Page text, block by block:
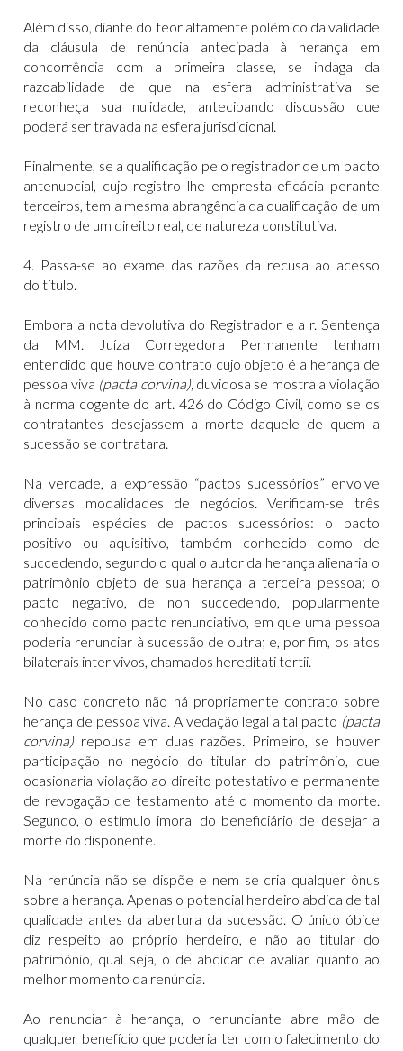
Além disso, diante do teor altamente polêmico da validade
da cláusula de renúncia antecipada à herança em
concorrência com a primeira classe, se indaga da
razoabilidade de que na esfera administrativa se
reconheça sua nulidade, antecipando discussão que
poderá ser travada na esfera jurisdicional.
Finalmente, se a qualificação pelo registrador de um pacto
antenupcial, cujo registro lhe empresta eficácia perante
terceiros, tem a mesma abrangência da qualificação de um
registro de um direito real, de natureza constitutiva.
4. Passa-se ao exame das razões da recusa ao acesso
do título.
Embora a nota devolutiva do Registrador e a r. Sentença
da MM. Juíza Corregedora Permanente tenham
entendido que houve contrato cujo objeto é a herança de
pessoa viva (pacta corvina), duvidosa se mostra a violação
à norma cogente do art. 426 do Código Civil, como se os
contratantes desejassem a morte daquele de quem a
sucessão se contratara.
Na verdade, a expressão “pactos sucessórios” envolve
diversas modalidades de negócios. Verificam-se três
principais espécies de pactos sucessórios: o pacto
positivo ou aquisitivo, também conhecido como de
succedendo, segundo o qual o autor da herança alienaria o
patrimônio objeto de sua herança a terceira pessoa; o
pacto negativo, de non succedendo, popularmente
conhecido como pacto renunciativo, em que uma pessoa
poderia renunciar à sucessão de outra; e, por fim, os atos
bilaterais inter vivos, chamados hereditati tertii.
No caso concreto não há propriamente contrato sobre
herança de pessoa viva. A vedação legal a tal pacto (pacta
corvina) repousa em duas razões. Primeiro, se houver
participação no negócio do titular do patrimônio, que
ocasionaria violação ao direito potestativo e permanente
de revogação de testamento até o momento da morte.
Segundo, o estímulo imoral do beneficiário de desejar a
morte do disponente.
Na renúncia não se dispõe e nem se cria qualquer ônus
sobre a herança. Apenas o potencial herdeiro abdica de tal
qualidade antes da abertura da sucessão. O único óbice
diz respeito ao próprio herdeiro, e não ao titular do
patrimônio, qual seja, o de abdicar de avaliar quanto ao
melhor momento da renúncia.
Ao renunciar à herança, o renunciante abre mão de
qualquer benefício que poderia ter com o falecimento do